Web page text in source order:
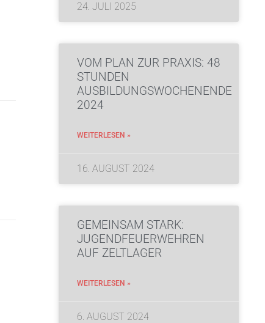
24. JULI 2025
VOM PLAN ZUR PRAXIS: 48
STUNDEN
AUSBILDUNGSWOCHENENDE
2024
WEITERLESEN »
16. AUGUST 2024
GEMEINSAM STARK:
JUGENDFEUERWEHREN
AUF ZELTLAGER
WEITERLESEN »
6. AUGUST 2024